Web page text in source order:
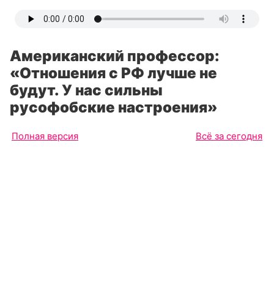
Американский профессор:
«Отношения с РФ лучше не
будут. У нас сильны
русофобские настроения»
Полная версия Всё за сегодня